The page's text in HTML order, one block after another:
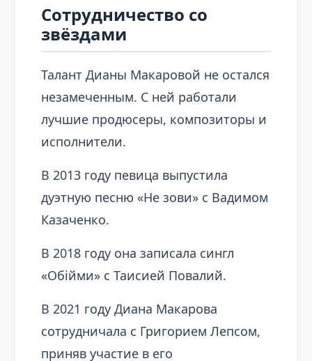
Сотрудничество со
звёздами
Талант Дианы Макаровой не остался
незамеченным. С ней работали
лучшие продюсеры, композиторы и
исполнители.
В 2013 году певица выпустила
дуэтную песню «Не зови» с Вадимом
Казаченко.
В 2018 году она записала сингл
«Обійми» с Таисией Повалий.
В 2021 году Диана Макарова
сотрудничала с Григорием Лепсом,
приняв участие в его